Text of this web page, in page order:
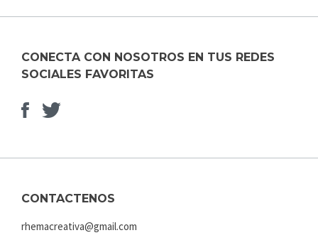
CONECTA CON NOSOTROS EN TUS REDES
SOCIALES FAVORITAS
Facebook
Elemento
CONTACTENOS
rhemacreativa@gmail.com